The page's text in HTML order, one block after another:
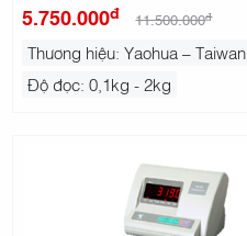
5.750.000đ 11.500.000đ
Thương hiệu: Yaohua – Taiwan
Độ đọc: 0,1kg - 2kg